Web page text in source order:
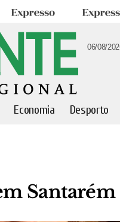
Expresso Expresso
06/08/
Economia Desporto